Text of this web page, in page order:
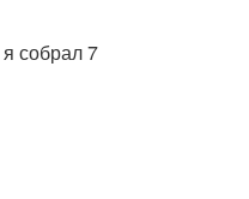
собрал 7